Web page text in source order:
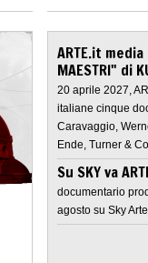
ARTE.it
MAESTRI" di
20 aprile 2027,
italiane cinque
Caravaggio,
Ende, Turner &
Su SKY va
documentario
agosto su Sky Arte